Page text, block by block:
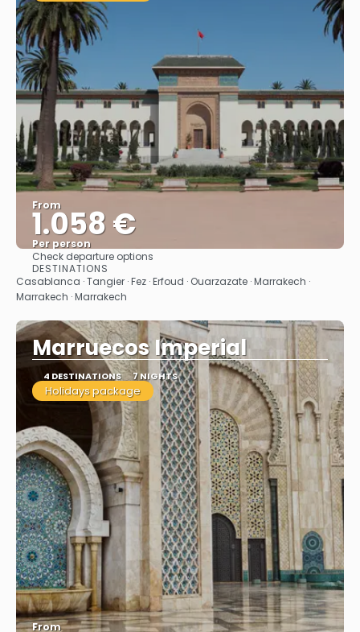
From
1.058 €
Per person
Check departure options
DESTINATIONS
Casablanca · Tangier · Fez · Erfoud · Ouarzazate · Marrakech ·
Marrakech · Marrakech
Marruecos Imperial
4 DESTINATIONS 7 NIGHTS
Holidays package
From